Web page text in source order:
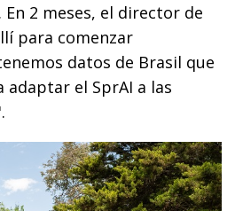
En 2 meses, el director de
para comenzar
datos de Brasil que
adaptar el SprAI a las